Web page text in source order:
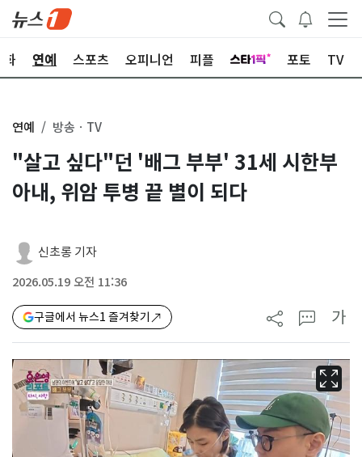
화 연예 스포츠 오피니언 피플 포토 TV
연예 방송ㆍTV
"살고 싶다"던 '배그 부부' 31세 시한부
아내, 위암 투병 끝 별이 되다
신초롱 기자
2026.05.19 오전 11:36
구글에서 뉴스1 즐겨찾기 가